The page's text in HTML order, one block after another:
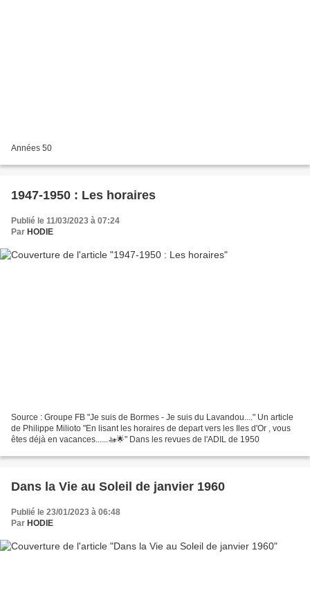
Années 50
1947-1950 : Les horaires
Publié le 11/03/2023 à 07:24
Par HODIE
Source : Groupe FB "Je suis de Bormes - Je suis du Lavandou...." Un article
de Philippe Milioto "En lisant les horaires de depart vers les Iles d'Or , vous
êtes déjà en vacances......🚤🌟" Dans les revues de l'ADIL de 1950
Dans la Vie au Soleil de janvier 1960
Publié le 23/01/2023 à 06:48
Par HODIE